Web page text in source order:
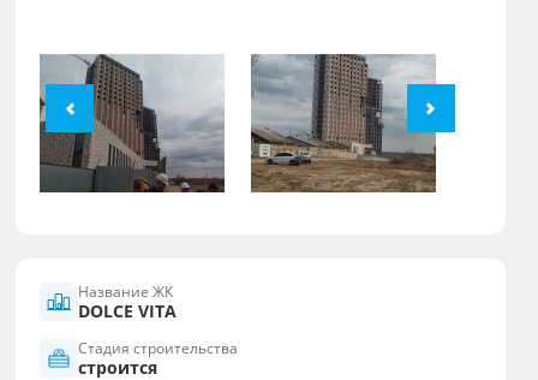
Название ЖК
DOLCE VITA
Стадия строительства
строится